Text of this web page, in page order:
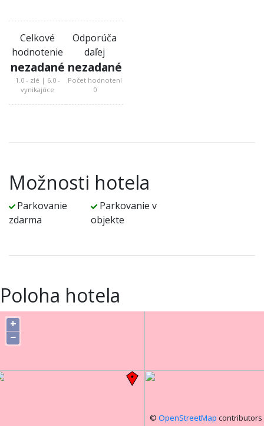
Celkové
hodnotenie
nezadané
1.0 - zlé | 6.0 -
vynikajúce
Odporúča
daľej
nezadané
Počet hodnotení
0
Možnosti hotela
Parkovanie
zdarma
Parkovanie v
objekte
Poloha hotela
+
−
© OpenStreetMap contributors